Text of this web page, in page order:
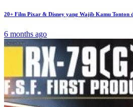
20+ Film Pixar & Disney yang Wajib Kamu Tonton
6 months ago